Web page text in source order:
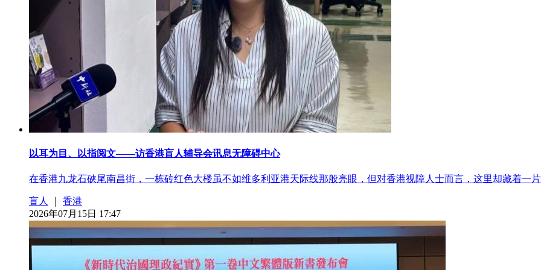
以耳为目、以指阅文——访香港盲人辅导会讯息无障碍中心
在香港九龙石硖尾南昌街，一栋砖红色大楼虽不如维多利亚港天际线那般亮眼，但对香港视障人士而言，这里却藏着一
盲人
香港
2026年07月15日 17:47